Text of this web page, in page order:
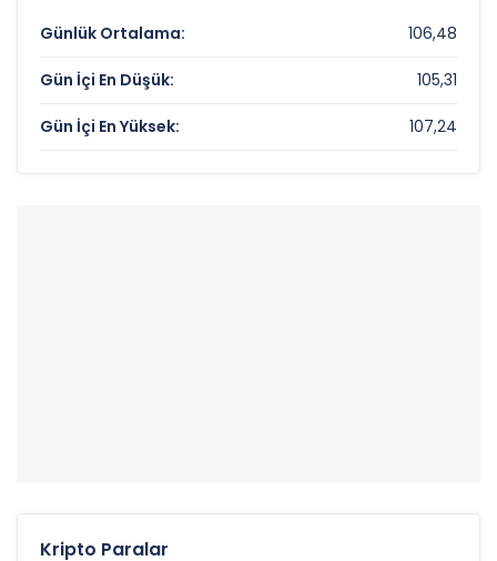
Günlük Ortalama: 106,48
Gün İçi En Düşük: 105,31
Gün İçi En Yüksek: 107,24
Kripto Paralar